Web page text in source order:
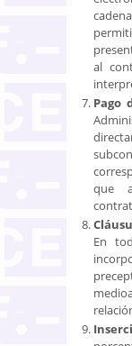
al
Pago
que
En